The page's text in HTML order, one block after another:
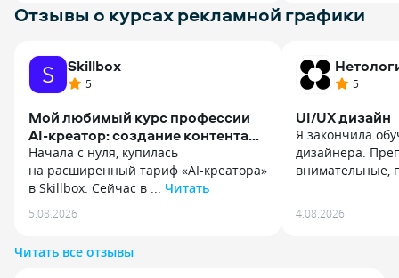
Отзывы о курсах рекламной графики
Skillbox
5
Мой любимый курс профессии
AI-креатор: создание контента
с нейросетями.
Начала с нуля, купилась
на расширенный тариф «AI-креатора»
в Skillbox. Сейчас в ... Читать
Начала с нуля, купилась
на расширенный тариф «AI-креатора»
но впереди ждёт море всего: видео,
5.08.2026
5
UI/UX дизайн
Я закончила
дизайнера.
внимательные,
дизайнера.
внимательные,
4.08.2026
Читать все отзывы